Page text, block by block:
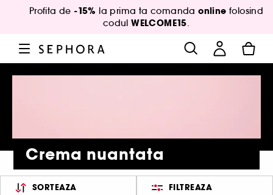
Profita de -15% la prima ta comandaonline folosind
codulWELCOME15.
Crema nuantata
SORTEAZA FILTREAZA